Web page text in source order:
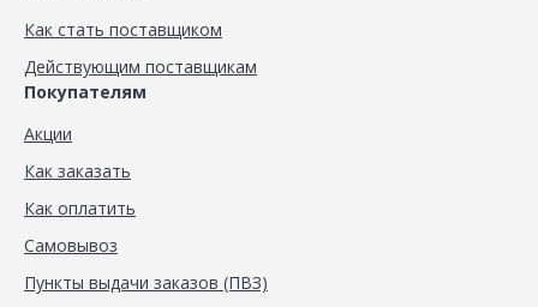
Как стать поставщиком
Действующим поставщикам
Покупателям
Акции
Как заказать
Как оплатить
Самовывоз
Пункты выдачи заказов (ПВЗ)